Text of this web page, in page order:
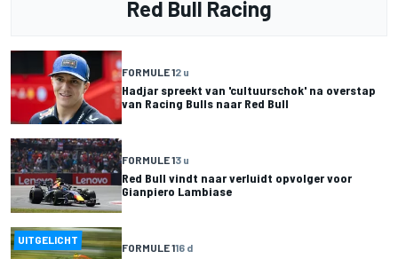
Red Bull Racing
FORMULE 12 u
Hadjar spreekt van 'cultuurschok' na overstap
van Racing Bulls naar Red Bull
FORMULE 13 u
Red Bull vindt naar verluidt opvolger voor
Gianpiero Lambiase
UITGELICHT
FORMULE 116 d